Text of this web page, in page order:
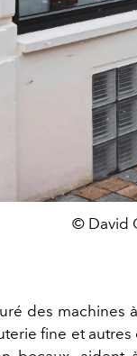
© David
des machines
fine et